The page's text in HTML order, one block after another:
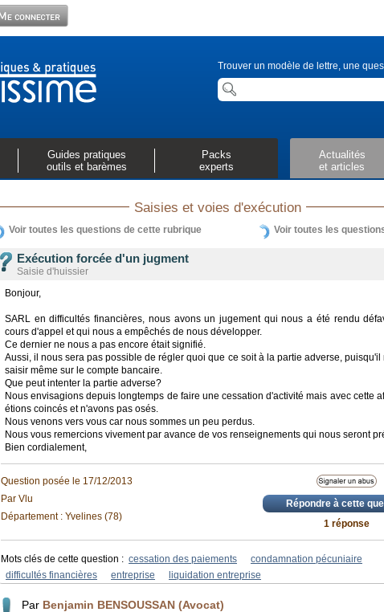
Trouver un modèle de lettre, une
Guides pratiques
outils et barèmes
Packs
experts
Actualités
et articles
Saisies et voies d'exécution
Voir toutes les questions de cette rubrique Voir toutes les
Exécution forcée d'un jugment
Saisie d'huissier
Bonjour,
SARL en difficultés financières, nous avons un jugement qui nous a été rendu
cours d'appel et qui nous a empêchés de nous développer.
Ce dernier ne nous a pas encore était signifié.
Aussi, il nous sera pas possible de régler quoi que ce soit à la partie adverse, puisqu'il
saisir même sur le compte bancaire.
Que peut intenter la partie adverse?
Nous envisagions depuis longtemps de faire une cessation d'activité mais avec cette
étions coincés et n'avons pas osés.
Nous venons vers vous car nous sommes un peu perdus.
Nous vous remercions vivement par avance de vos renseignements qui nous seront
Bien cordialement,
Question posée le 17/12/2013
Par Vlu
Département : Yvelines (78)
Répondre à cette
1 réponse
Mots clés de cette question : cessation des paiements
condamnation pécuniaire
difficultés financières
entreprise liquidation entreprise
Par Benjamin BENSOUSSAN (Avocat)